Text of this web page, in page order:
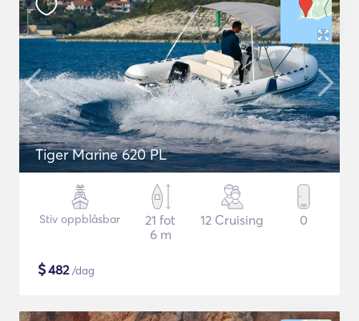
Tiger Marine 620 PL
Stiv oppblåsbar
21 fot
6 m
12 Cruising 0
$482/dag